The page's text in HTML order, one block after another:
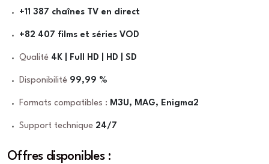
+11 387 chaînes TV en direct
+82 407 films et séries VOD
Qualité 4K | Full HD | HD | SD
Disponibilité 99,99 %
Formats compatibles : M3U, MAG, Enigma2
Support technique 24/7
Offres disponibles :